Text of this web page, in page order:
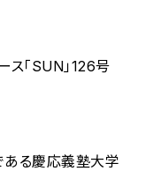
「SUN」126号
ある慶応義塾大学